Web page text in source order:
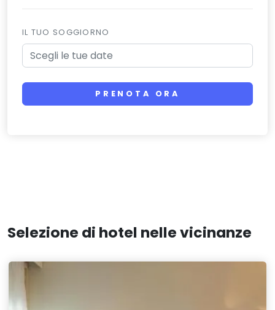
IL TUO SOGGIORNO
PRENOTA ORA
Selezione di hotel nelle vicinanze